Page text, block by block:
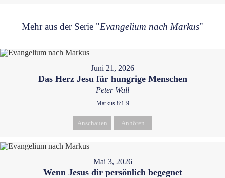
Mehr aus der Serie "Evangelium nach Markus"
Juni 21, 2026
Das Herz Jesu für hungrige Menschen
Peter Wall
Markus 8:1-9
Anschauen Anhören
Mai 3, 2026
Wenn Jesus dir persönlich begegnet